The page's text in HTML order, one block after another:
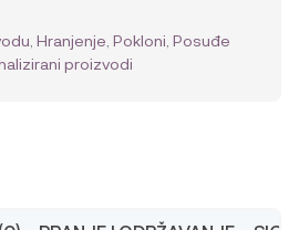
Hranjenje Pokloni Posuđe
proizvodi